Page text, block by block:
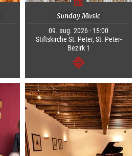
Sunday Music
09. aug. 2026 - 15:00
Stiftskirche St. Peter, St. Peter-
Bezirk 1
Tovább